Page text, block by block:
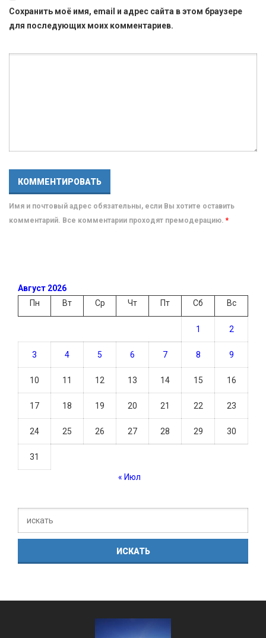
Сохранить моё имя, email и адрес сайта в этом браузере
для последующих моих комментариев.
Имя и почтовый адрес обязательны, если Вы хотите оставить
комментарий. Все комментарии проходят премодерацию. *
Август 2026
Пн
Вт Ср Чт Пт Сб Вс
1 2
3 4 5 6 7 8 9
10 11 12 13 14 15 16
17 18 19 20 21 22 23
24 25 26 27 28 29 30
31
« Июл